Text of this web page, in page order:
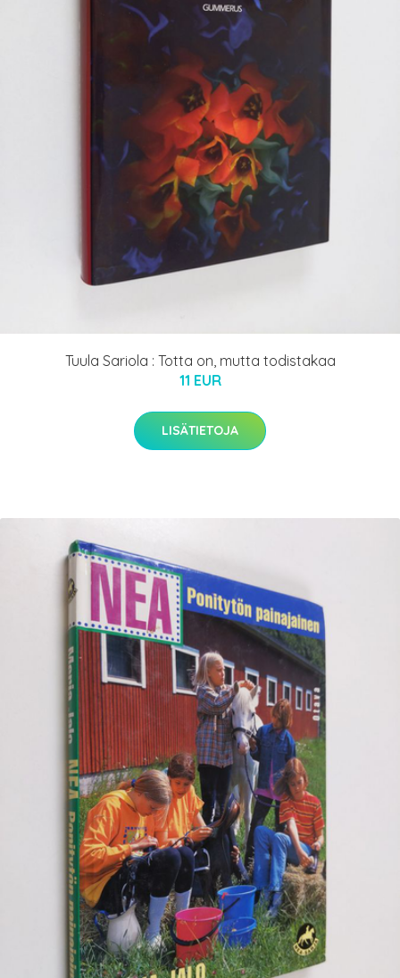
Tuula Sariola : Totta on, mutta todistakaa
11 EUR
LISÄTIETOJA